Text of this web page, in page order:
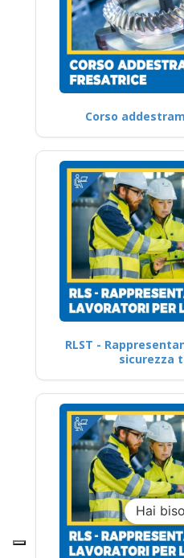
Corso
RLST -
sicurezza
Hai